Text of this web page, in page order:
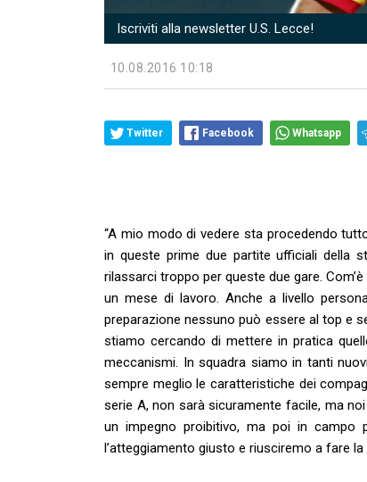
Iscriviti alla newsletter U.S. Lecce!
10.08.2016 10:18
Twitter Facebook Whatsapp
“A mio modo di vedere sta procedendo
in queste prime due partite ufficiali della
rilassarci troppo per queste due gare.
un mese di lavoro. Anche a livello
preparazione nessuno può essere al top e
stiamo cercando di mettere in pratica
meccanismi. In squadra siamo in tanti
sempre meglio le caratteristiche dei
serie A, non sarà sicuramente facile, ma
un impegno proibitivo, ma poi in
l’atteggiamento giusto e riusciremo a fare